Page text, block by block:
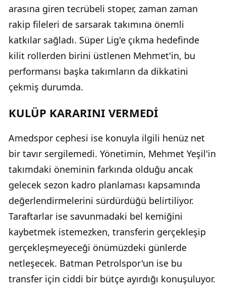
arasına giren tecrübeli stoper, zaman zaman
rakip fileleri de sarsarak takımına önemli
katkılar sağladı. Süper Lig'e çıkma hedefinde
kilit rollerden birini üstlenen Mehmet'in, bu
performansı başka takımların da dikkatini
çekmiş durumda.
KULÜP KARARINI VERMEDİ
Amedspor cephesi ise konuyla ilgili henüz net
bir tavır sergilemedi. Yönetimin, Mehmet Yeşil'in
takımdaki öneminin farkında olduğu ancak
gelecek sezon kadro planlaması kapsamında
değerlendirmelerini sürdürdüğü belirtiliyor.
Taraftarlar ise savunmadaki bel kemiğini
kaybetmek istemezken, transferin gerçekleşip
gerçekleşmeyeceği önümüzdeki günlerde
netleşecek. Batman Petrolspor'un ise bu
transfer için ciddi bir bütçe ayırdığı konuşuluyor.